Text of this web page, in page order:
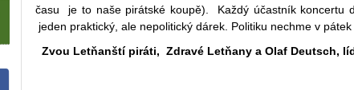
času je to naše pirátské koupě). Každý účastník koncertu
jeden praktický, ale nepolitický dárek. Politiku nechme v pátek
Zvou Letňanští piráti, Zdravé Letňany a Olaf Deutsch,